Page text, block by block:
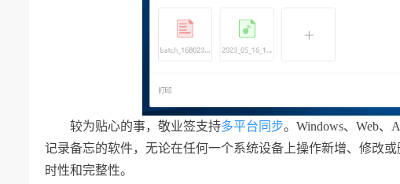
较为贴心的事，敬业签支持多平台同步。Windows、Web、
记录备忘的软件，无论在任何一个系统设备上操作新增、修改
时性和完整性。